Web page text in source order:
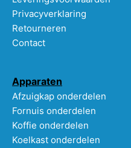
Privacyverklaring
Retourneren
Contact
Apparaten
Afzuigkap onderdelen
Fornuis onderdelen
Koffie onderdelen
Koelkast onderdelen